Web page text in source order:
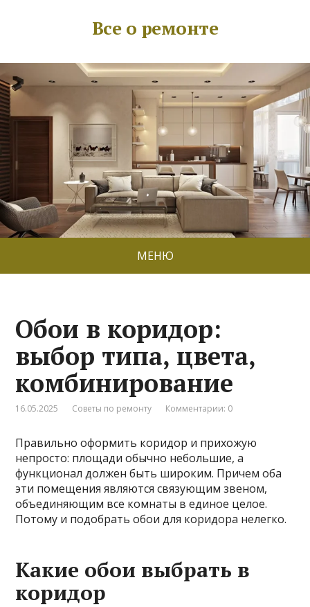
Все о ремонте
МЕНЮ
Обои в коридор:
выбор типа, цвета,
комбинирование
16.05.2025 Советы по ремонту Комментарии: 0
Правильно оформить коридор и прихожую
непросто: площади обычно небольшие, а
функционал должен быть широким. Причем оба
эти помещения являются связующим звеном,
объединяющим все комнаты в единое целое.
Потому и подобрать обои для коридора нелегко.
Какие обои выбрать в
коридор